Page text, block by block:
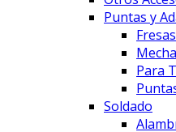
Puntas y
Fresas
Para
Soldado